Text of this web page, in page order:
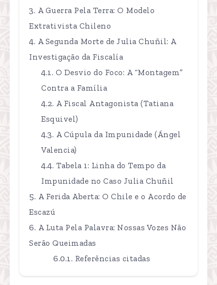
A Guerra Pela Terra: O Modelo
Extrativista Chileno
A Segunda Morte de Julia Chuñil: A
Investigação da Fiscalía
O Desvio do Foco: A “Montagem”
Contra a Família
A Fiscal Antagonista (Tatiana
Esquivel)
A Cúpula da Impunidade (Ángel
Valencia)
Tabela 1: Linha do Tempo da
Impunidade no Caso Julia Chuñil
A Ferida Aberta: O Chile e o Acordo de
Escazú
A Luta Pela Palavra: Nossas Vozes Não
Serão Queimadas
Referências citadas